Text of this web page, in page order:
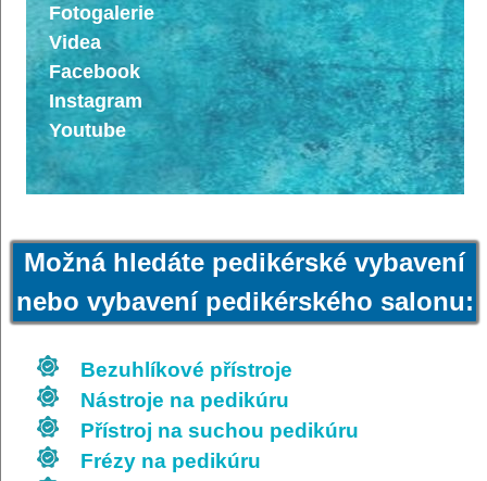
Fotogalerie
Videa
Facebook
Instagram
Youtube
Možná hledáte pedikérské vybavení
nebo vybavení pedikérského salonu:
Bezuhlíkové přístroje
Nástroje na pedikúru
Přístroj na suchou pedikúru
Frézy na pedikúru